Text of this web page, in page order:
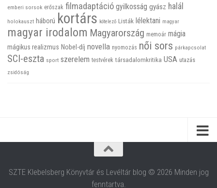
emberi sorsok erőszak filmadaptáció gyilkosság gyász halál
holokauszt háború kortárs kötelező Listák lélektani magyar
magyar irodalom Magyarország memoár mágia
mágikus realizmus Nobel-díj novella nyomozás női sors párkapcsolat
SCI-eszta sport szerelem testvérek társadalomkritika USA utazás
zsidóság
SZTE Klebelsberg Könyvtár és Levéltár blog © 2026 Minden jog
fenntartva.